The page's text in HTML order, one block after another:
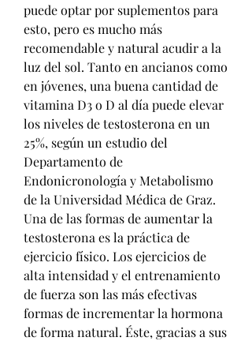
puede optar por suplementos para
esto, pero es mucho más
recomendable y natural acudir a la
luz del sol. Tanto en ancianos como
en jóvenes, una buena cantidad de
vitamina D3 o D al día puede elevar
los niveles de testosterona en un
25%, según un estudio del
Departamento de
Endonicronología y Metabolismo
de la Universidad Médica de Graz.
Una de las formas de aumentar la
testosterona es la práctica de
ejercicio físico. Los ejercicios de
alta intensidad y el entrenamiento
de fuerza son las más efectivas
formas de incrementar la hormona
de forma natural. Éste, gracias a sus